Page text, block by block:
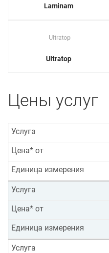
Laminam
Ultratop
Цены услуг
Услуга
Цена* от
Единица измерения
Услуга
Цена* от
Единица измерения
Услуга